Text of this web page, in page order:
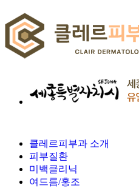
클레르피부과 소개
피부질환
미백클리닉
여드름/홍조